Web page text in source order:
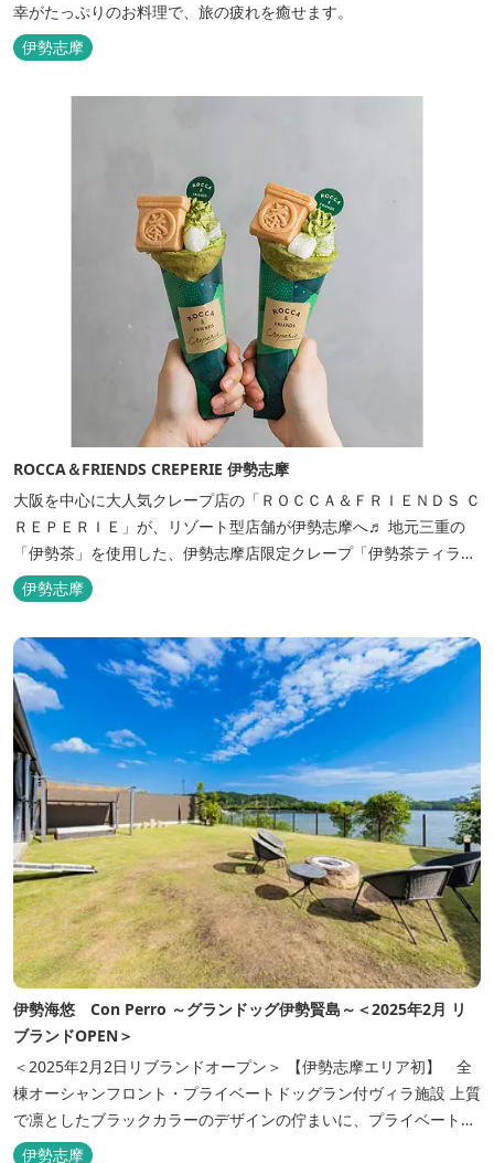
幸がたっぷりのお料理で、旅の疲れを癒せます。
伊勢志摩
ROCCA＆FRIENDS CREPERIE 伊勢志摩
大阪を中心に大人気クレープ店の「ＲＯＣＣＡ＆ＦＲＩＥＮＤＳ Ｃ
ＲＥＰＥＲＩＥ」が、リゾート型店舗が伊勢志摩へ♬ 地元三重の
「伊勢茶」を使用した、伊勢志摩店限定クレープ「伊勢茶ティラミ
ス」をはじめ、まるで「パフェ」のような創作クレープを味わえま
す。 また季節に合わせて、期間限定クレープやドリンク種類も豊富
います。 店舗前のテラス...
伊勢志摩
伊勢海悠 Con Perro ～グランドッグ伊勢賢島～＜2025年2月 リ
ブランドOPEN＞
＜2025年2月2日リブランドオープン＞ 【伊勢志摩エリア初】 全
棟オーシャンフロント・プライベートドッグラン付ヴィラ施設 上質
で凛としたブラックカラーのデザインの佇まいに、プライベート感
溢れる客室。 客室に一歩入れば全室海に面したオーシャンフロン
伊勢志摩